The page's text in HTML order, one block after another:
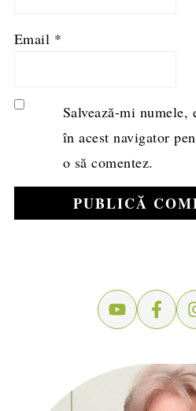
Email *
Salvează-mi
în acest navigator
o să comentez.